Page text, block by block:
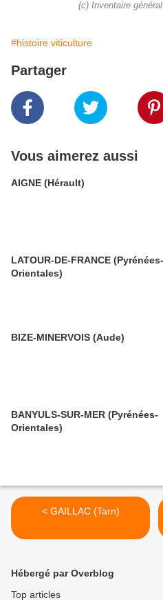
(c) Inventaire
#histoire viticulture
Partager
Vous aimerez aussi
AIGNE (Hérault)
LATOUR-DE-FRANCE (Pyrénées-
Orientales)
BIZE-MINERVOIS (Aude)
BANYULS-SUR-MER (Pyrénées-
Orientales)
< GAILLAC (Tarn)
Hébergé par Overblog
Top articles